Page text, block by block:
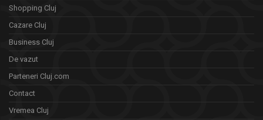
Shopping Cluj
Cazare Cluj
Business Cluj
De vazut
Parteneri Cluj.com
Contact
Vremea Cluj